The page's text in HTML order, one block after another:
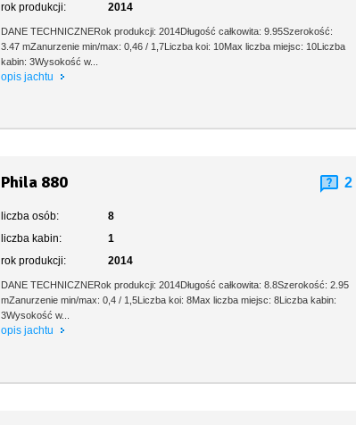
rok produkcji:
2014
DANE TECHNICZNERok produkcji: 2014Długość całkowita: 9.95Szerokość:
3.47 mZanurzenie min/max: 0,46 / 1,7Liczba koi: 10Max liczba miejsc: 10Liczba
kabin: 3Wysokość w...
opis jachtu
Phila 880 2
liczba osób:
8
liczba kabin:
1
rok produkcji:
2014
DANE TECHNICZNERok produkcji: 2014Długość całkowita: 8.8Szerokość: 2.95
mZanurzenie min/max: 0,4 / 1,5Liczba koi: 8Max liczba miejsc: 8Liczba kabin:
3Wysokość w...
opis jachtu